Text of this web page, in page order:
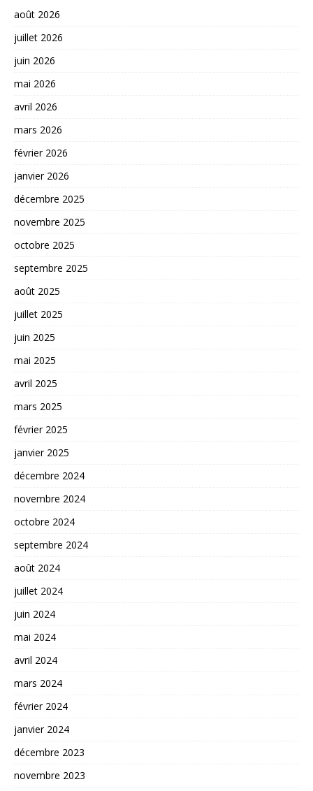
août 2026
juillet 2026
juin 2026
mai 2026
avril 2026
mars 2026
février 2026
janvier 2026
décembre 2025
novembre 2025
octobre 2025
septembre 2025
août 2025
juillet 2025
juin 2025
mai 2025
avril 2025
mars 2025
février 2025
janvier 2025
décembre 2024
novembre 2024
octobre 2024
septembre 2024
août 2024
juillet 2024
juin 2024
mai 2024
avril 2024
mars 2024
février 2024
janvier 2024
décembre 2023
novembre 2023